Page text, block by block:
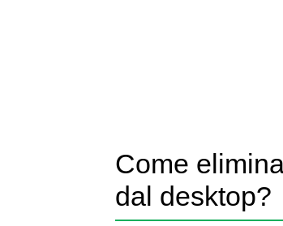
Come
dal desktop?